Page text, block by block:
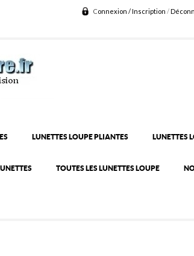
Connexion / Inscription /D
LUNETTES LOUPE PLIANTES LUNETTES
TOUTES LES LUNETTES LOUPE